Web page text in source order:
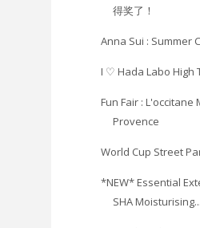
得奖了！
Anna Sui : Summer
I ♡ Hada Labo High
Fun Fair : L'occitane
Provence
World Cup Street
*NEW* Essential
SHA Moisturising...